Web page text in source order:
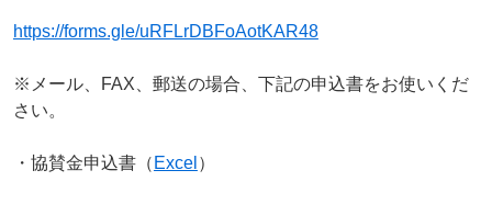
https://forms.gle/uRFLrDBFoAotKAR48
※メール、FAX、郵送の場合、下記の申込書をお使いくだ
さい。
・協賛金申込書（ Excel ）